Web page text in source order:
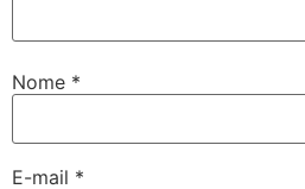
Nome *
E-mail *